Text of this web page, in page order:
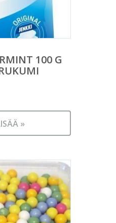
100 G
»